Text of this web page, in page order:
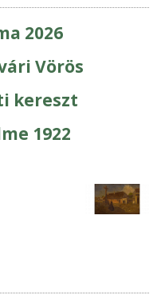
2026
Vörös
kereszt
1922